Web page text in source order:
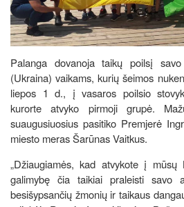
Palanga dovanoja taikų poilsį
(Ukraina) vaikams, kurių šeimos
liepos 1 d., į vasaros poilsio
kurorte atvyko pirmoji grupė.
suaugusiuosius pasitiko Premjerė
miesto meras Šarūnas Vaitkus.
„Džiaugiamės, kad atvykote į
galimybę čia taikiai praleisti savo
besišypsančių žmonių ir taikaus